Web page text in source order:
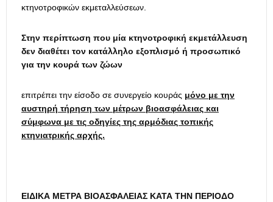
κτηνοτροφικών εκμεταλλεύσεων.
Στην περίπτωση που μία κτηνοτροφική εκμετάλλευση
δεν διαθέτει τον κατάλληλο εξοπλισμό ή προσωπικό
για την κουρά των ζώων
επιτρέπει την είσοδο σε συνεργείο κουράς μόνο με την
αυστηρή τήρηση των μέτρων βιοασφάλειας και
σύμφωνα με τις οδηγίες της αρμόδιας τοπικής
κτηνιατρικής αρχής.
ΕΙΔΙΚΑ ΜΕΤΡΑ ΒΙΟΑΣΦΑΛΕΙΑΣ ΚΑΤΑ ΤΗΝ ΠΕΡΙΟΔΟ